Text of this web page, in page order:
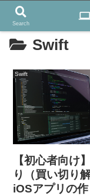
Swift
Swift
【初心者向け
り（買い切り解
iOSアプリの
Search